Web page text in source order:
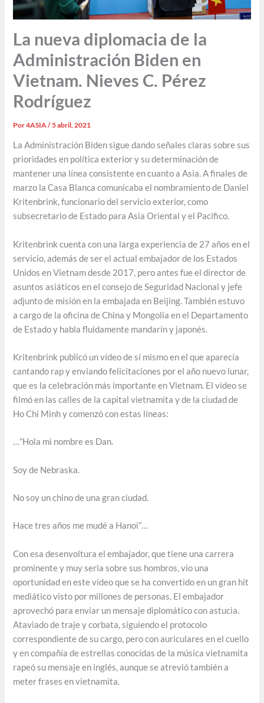
La nueva diplomacia de la
Administración Biden en
Vietnam. Nieves C. Pérez
Rodríguez
Por4ASIA/5 abril, 2021
La Administración Biden sigue dando señales claras sobre sus
prioridades en política exterior y su determinación de
mantener una línea consistente en cuanto a Asia. A finales de
marzo la Casa Blanca comunicaba el nombramiento de Daniel
Kritenbrink, funcionario del servicio exterior, como
subsecretario de Estado para Asia Oriental y el Pacifico.
Kritenbrink cuenta con una larga experiencia de 27 años en el
servicio, además de ser el actual embajador de los Estados
Unidos en Vietnam desde 2017, pero antes fue el director de
asuntos asiáticos en el consejo de Seguridad Nacional y jefe
adjunto de misión en la embajada en Beijing. También estuvo
a cargo de la oficina de China y Mongolia en el Departamento
de Estado y habla fluidamente mandarín y japonés.
Kritenbrink publicó un vídeo de sí mismo en el que aparecía
cantando rap y enviando felicitaciones por el año nuevo lunar,
que es la celebración más importante en Vietnam. El video se
filmó en las calles de la capital vietnamita y de la ciudad de
Ho Chi Minh y comenzó con estas líneas:
…”Hola mi nombre es Dan.
Soy de Nebraska.
No soy un chino de una gran ciudad.
Hace tres años me mudé a Hanoi”…
Con esa desenvoltura el embajador, que tiene una carrera
prominente y muy seria sobre sus hombros, vio una
oportunidad en este vídeo que se ha convertido en un gran hit
mediático visto por millones de personas. El embajador
aprovechó para enviar un mensaje diplomático con astucia.
Ataviado de traje y corbata, siguiendo el protocolo
correspondiente de su cargo, pero con auriculares en el cuello
y en compañía de estrellas conocidas de la música vietnamita
rapeó su mensaje en inglés, aunque se atrevió también a
meter frases en vietnamita.